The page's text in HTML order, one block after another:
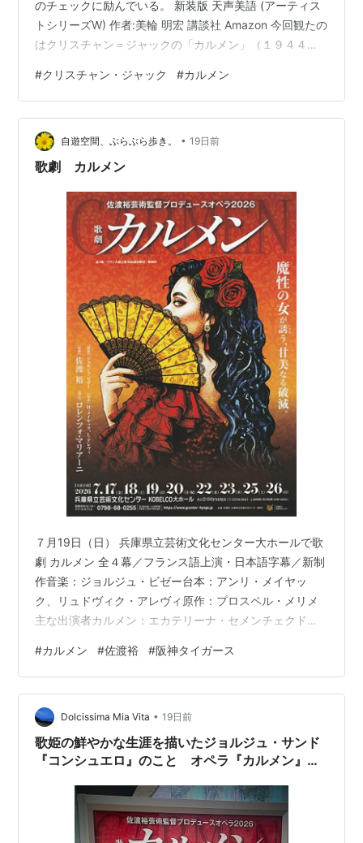
のチェックに励んでいる。 新装版 天声美語 (アーティス
トシリーズW) 作者:美輪 明宏 講談社 Amazon 今回観たの
はクリスチャン＝ジャックの「カルメン」（１９４４）
ルメンを演じたヴィヴィアンヌ・ロマンスはほんと美輪
さんの若い頃のような妖艶な美しさ。かなりお手本にさ
れているような気がする。美輪さんも「天声美語」の中
で彼女の美しさを「絶品!!」と。監督の演出も褒めておら
れる。ドン・ホセがバスク地方の出（山の民）であるこ
#クリスチャン・ジャック #カルメン
自遊空間、ぶらぶら歩き。 • 19日前
歌劇 カルメン
７月19日（日） 兵庫県立芸術文化センター大ホールで歌
劇 カルメン 全４幕／フランス語上演・日本語字幕／新制
作音楽：ジョルジュ・ビゼー台本：アンリ・メイヤッ
ク、リュドヴィク・アレヴィ原作：プロスペル・メリメ
主な出演者カルメン：エカテリーナ・セメンチェクド
ッシオ・アルドゥイーニミカエラ：ヴァレンティーナ・
マストランジェロ 指揮：佐渡裕演出：ロレンツォ・マリ
アーニ 合唱：ひょうごプロデュースオペラ合唱団 ひょう
ご「カルメン」合唱団 ひょうごプロデュースオペラ児童
合唱団 管弦楽：兵庫芸術文化センター管弦楽団 21作目と
なる佐渡裕芸術監督プロデュース…
#カルメン #佐渡裕 #阪神タイガース
Dolcissima Mia Vita • 19日前
歌姫の鮮やかな生涯を描いたジョルジュ・サンド
『コンシュエロ』のこと オペラ『カルメン』の